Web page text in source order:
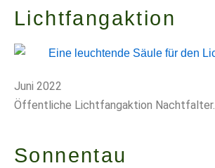
Lichtfangaktion
Juni 2022
Öffentliche Lichtfangaktion Nachtfalter.
Sonnentau